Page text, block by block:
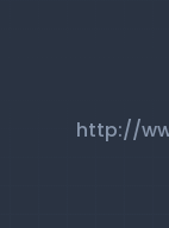
http://